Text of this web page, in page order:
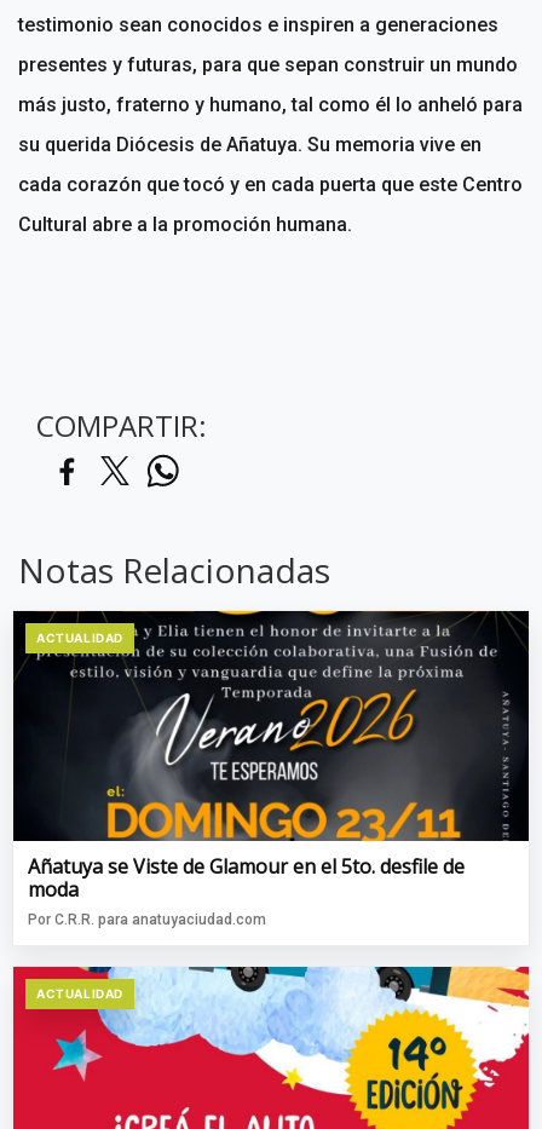
testimonio sean conocidos e inspiren a generaciones
presentes y futuras, para que sepan construir un mundo
más justo, fraterno y humano, tal como él lo anheló para
su querida Diócesis de Añatuya. Su memoria vive en
cada corazón que tocó y en cada puerta que este Centro
Cultural abre a la promoción humana.
COMPARTIR:
Notas Relacionadas
ACTUALIDAD
Añatuya se Viste de Glamour en el 5to. desfile de
moda
Por C.R.R. para anatuyaciudad.com
ACTUALIDAD